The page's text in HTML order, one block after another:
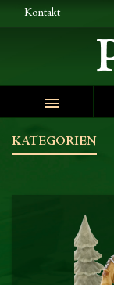
Kontakt

KATEGORIEN